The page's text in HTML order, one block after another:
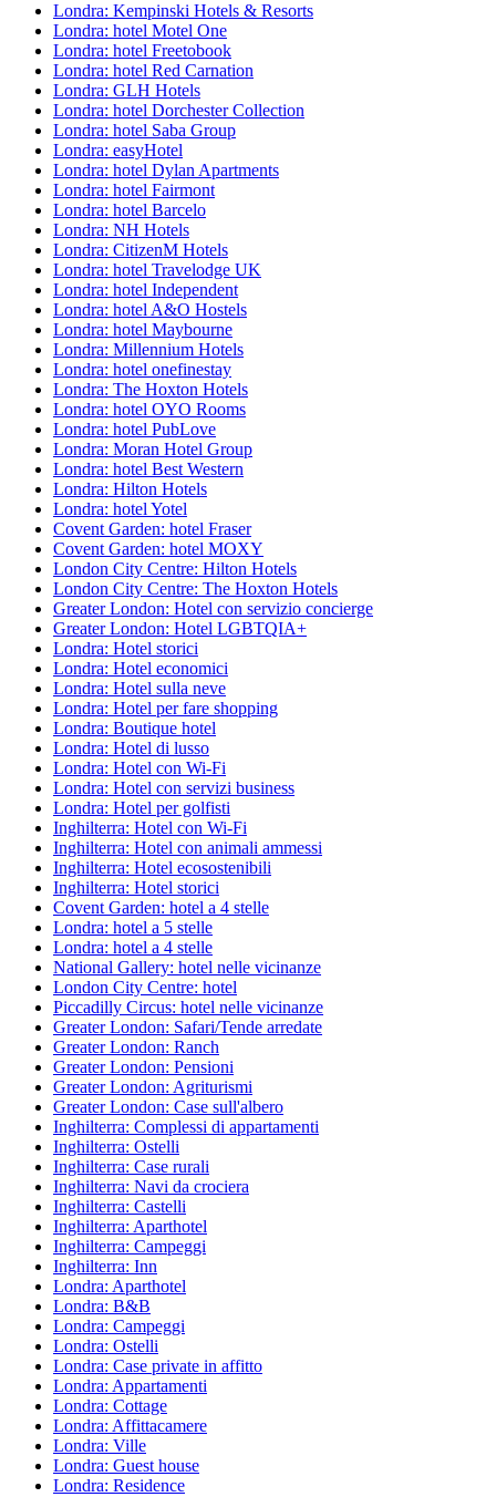
Londra: Kempinski Hotels & Resorts
Londra: hotel Motel One
Londra: hotel Freetobook
Londra: hotel Red Carnation
Londra: GLH Hotels
Londra: hotel Dorchester Collection
Londra: hotel Saba Group
Londra: easyHotel
Londra: hotel Dylan Apartments
Londra: hotel Fairmont
Londra: hotel Barcelo
Londra: NH Hotels
Londra: CitizenM Hotels
Londra: hotel Travelodge UK
Londra: hotel Independent
Londra: hotel A&O Hostels
Londra: hotel Maybourne
Londra: Millennium Hotels
Londra: hotel onefinestay
Londra: The Hoxton Hotels
Londra: hotel OYO Rooms
Londra: hotel PubLove
Londra: Moran Hotel Group
Londra: hotel Best Western
Londra: Hilton Hotels
Londra: hotel Yotel
Covent Garden: hotel Fraser
Covent Garden: hotel MOXY
London City Centre: Hilton Hotels
London City Centre: The Hoxton Hotels
Greater London: Hotel con servizio concierge
Greater London: Hotel LGBTQIA+
Londra: Hotel storici
Londra: Hotel economici
Londra: Hotel sulla neve
Londra: Hotel per fare shopping
Londra: Boutique hotel
Londra: Hotel di lusso
Londra: Hotel con Wi-Fi
Londra: Hotel con servizi business
Londra: Hotel per golfisti
Inghilterra: Hotel con Wi-Fi
Inghilterra: Hotel con animali ammessi
Inghilterra: Hotel ecosostenibili
Inghilterra: Hotel storici
Covent Garden: hotel a 4 stelle
Londra: hotel a 5 stelle
Londra: hotel a 4 stelle
National Gallery: hotel nelle vicinanze
London City Centre: hotel
Piccadilly Circus: hotel nelle vicinanze
Greater London: Safari/Tende arredate
Greater London: Ranch
Greater London: Pensioni
Greater London: Agriturismi
Greater London: Case sull'albero
Inghilterra: Complessi di appartamenti
Inghilterra: Ostelli
Inghilterra: Case rurali
Inghilterra: Navi da crociera
Inghilterra: Castelli
Inghilterra: Aparthotel
Inghilterra: Campeggi
Inghilterra: Inn
Londra: Aparthotel
Londra: B&B
Londra: Campeggi
Londra: Ostelli
Londra: Case private in affitto
Londra: Appartamenti
Londra: Cottage
Londra: Affittacamere
Londra: Ville
Londra: Guest house
Londra: Residence